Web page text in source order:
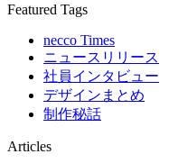
Featured Tags
necco Times
ニュースリリース
社員インタビュー
デザインまとめ
制作秘話
Articles